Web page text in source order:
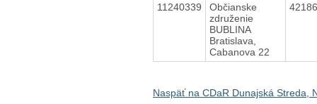
11240339
Občianske
združenie
BUBLINA
Bratislava,
Cabanova 22
Naspäť na CDaR Dunajská Streda,